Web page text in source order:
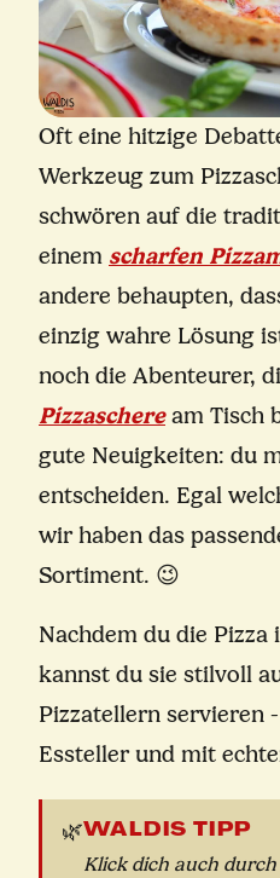
Oft eine hitzige
Werkzeug zum
schwören auf die
einem scharfen
andere behaupten,
einzig wahre Lösung
noch die Abenteurer,
Pizzascheream Tisch
gute Neuigkeiten: du
entscheiden. Egal
wir haben das
Sortiment. 😉
Nachdem du die
kannst du sie stilvoll
Pizzatellern servieren
Essteller und mit
🌿WALDIS TIPP
Klick dich auch